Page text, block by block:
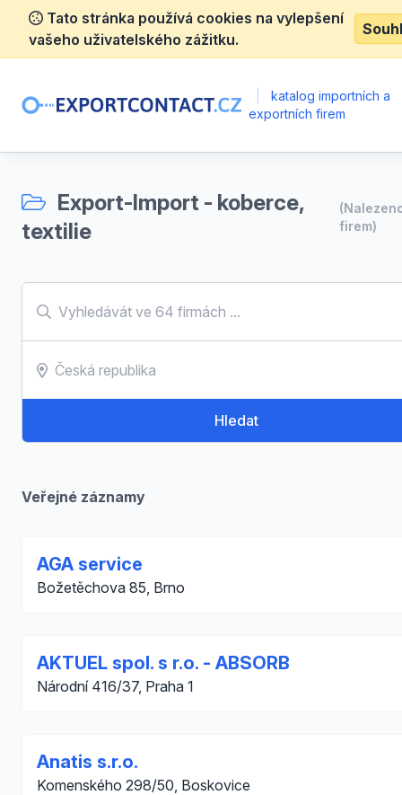
Tato stránka používá cookies na vylepšení
vašeho uživatelského zážitku.
katalog importních a
exportních firem
Export-Import - koberce,
textilie
firem)
Hledat
Veřejné záznamy
AGA service
Božetěchova 85, Brno
AKTUEL spol. s r.o. - ABSORB
Národní 416/37, Praha 1
Anatis s.r.o.
Komenského 298/50, Boskovice